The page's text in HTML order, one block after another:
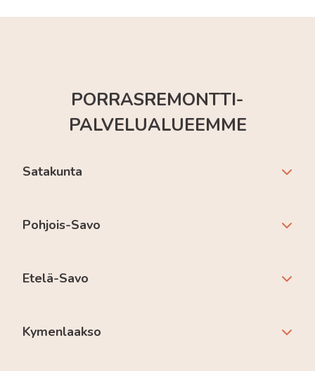
PORRASREMONTTI-
PALVELUALUEEMME
Satakunta
Pohjois-Savo
Etelä-Savo
Kymenlaakso